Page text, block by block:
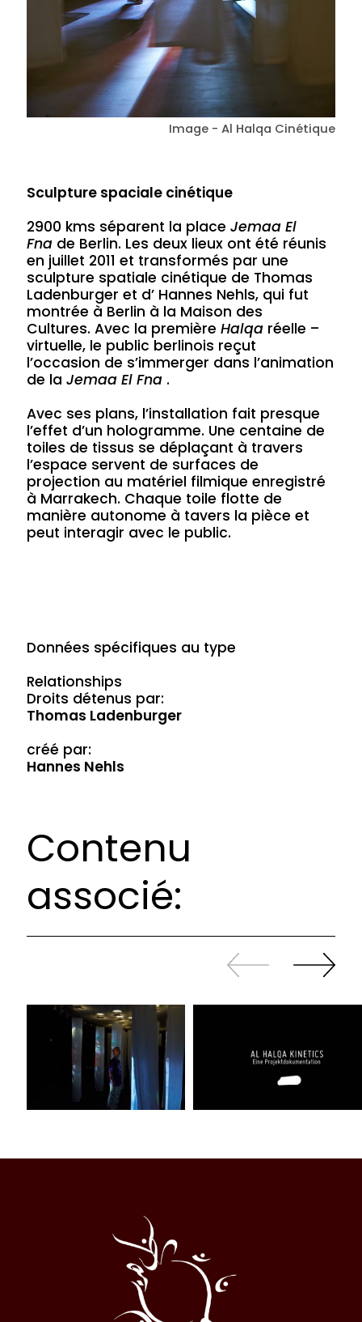
Image - Al Halqa Cinétique
Sculpture spaciale cinétique
2900 kms séparent la placeJemaa El
Fna de Berlin. Les deux lieux ont été réunis
en juillet 2011 et transformés par une
sculpture spatiale cinétique de Thomas
Ladenburger et d’ Hannes Nehls, qui fut
montrée à Berlin à la Maison des
Cultures. Avec la premièreHalqa réelle –
virtuelle, le public berlinois reçut
l’occasion de s’immerger dans l’animation
de laJemaa El Fna .
Avec ses plans, l’installation fait presque
l’effet d’un hologramme. Une centaine de
toiles de tissus se déplaçant à travers
l’espace servent de surfaces de
projection au matériel filmique enregistré
à Marrakech. Chaque toile flotte de
manière autonome à tavers la pièce et
peut interagir avec le public.
Données spécifiques au type
Relationships
Droits détenus par:
Thomas Ladenburger
créé par:
Hannes Nehls
Contenu
associé:
Revenir
en
continuer
Halqa